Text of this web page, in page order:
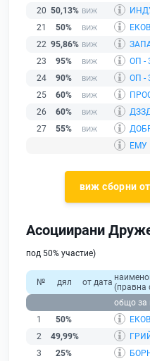
20 50,13%
21
50%
22 95,86%
23
95% ОП -
24
90% ОП -
25
60%
26
60%
27
55%
ЕМУ
виж сборни
Асоциирани
под 50% участие)
№ дял от дата (правна
общо за
1
50%
2
49,99%
3
25%